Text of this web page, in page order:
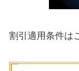
割引適用条件は